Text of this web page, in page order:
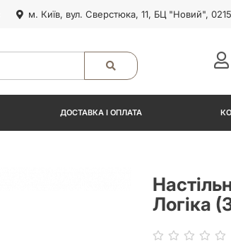
м. Київ, вул. Сверстюка, 11, БЦ "Новий",
ДОСТАВКА І ОПЛАТА
Логіка